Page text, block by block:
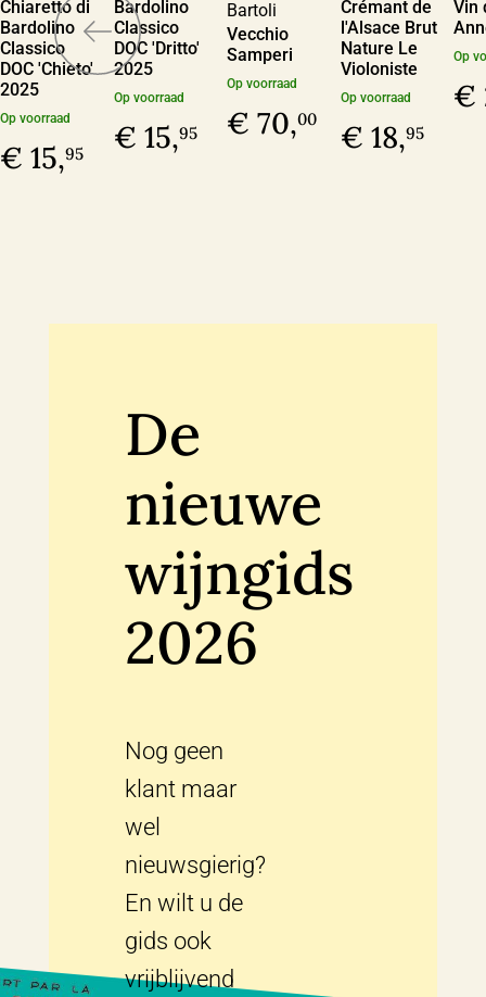
Chiaretto di
Bardolino
Classico
DOC 'Chieto'
2025
Op voorraad
€ 15,95
Bardolino
Classico
DOC 'Dritto'
2025
Op voorraad
€ 15,95
Bartoli
Vecchio
Samperi
Op voorraad
€ 70,00
Crémant de
l'Alsace Brut
Nature Le
Violoniste
Op voorraad
€ 18,95
Vin
Op
€
De
nieuwe
wijngids
2026
Nog geen
klant maar
wel
nieuwsgierig?
En wilt u de
gids ook
vrijblijvend